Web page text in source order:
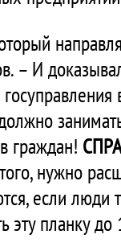
– И
граждан!
нужно
если
эту планку